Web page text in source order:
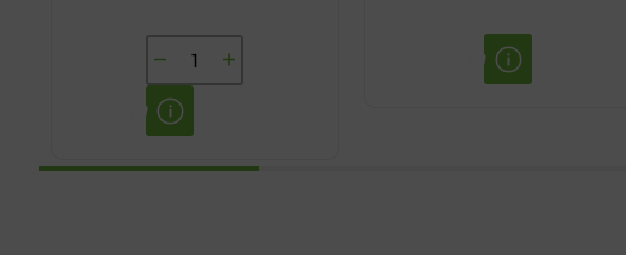
EUCERIN
ULTRASENSITIVE
KREMA
ZA